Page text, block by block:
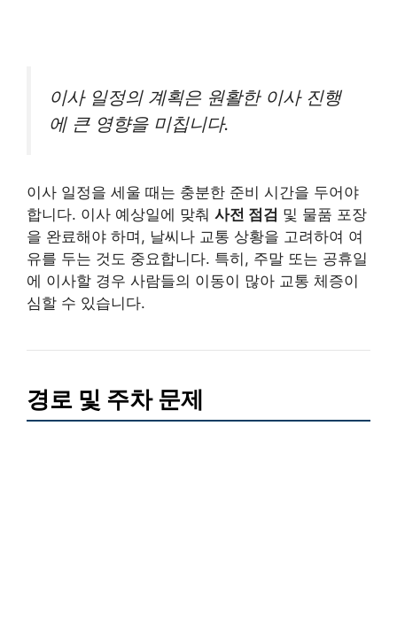
이사 일정의 계획은 원활한 이사 진행
에 큰 영향을 미칩니다.
이사 일정을 세울 때는 충분한 준비 시간을 두어야
합니다. 이사 예상일에 맞춰 사전 점검 및 물품 포장
을 완료해야 하며, 날씨나 교통 상황을 고려하여 여
유를 두는 것도 중요합니다. 특히, 주말 또는 공휴일
에 이사할 경우 사람들의 이동이 많아 교통 체증이
심할 수 있습니다.
경로 및 주차 문제